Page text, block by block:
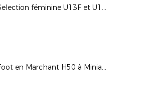
Selection féminine U13F et U14F
Foot en Marchant H50 à Miniac Morvan (35)